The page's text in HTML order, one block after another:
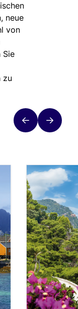
neue
von
Sie
zu